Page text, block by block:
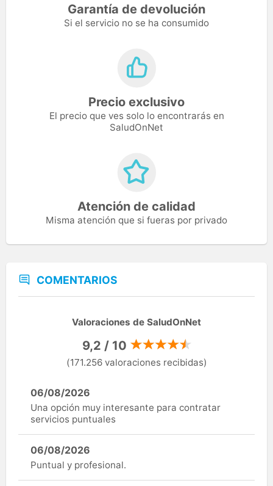
Garantía de devolución
Si el servicio no se ha consumido
Precio exclusivo
El precio que ves solo lo encontrarás en
SaludOnNet
Atención de calidad
Misma atención que si fueras por privado
COMENTARIOS
Valoraciones de SaludOnNet
9,2 / 10
(171.256 valoraciones recibidas)
06/08/2026
Una opción muy interesante para contratar
servicios puntuales
06/08/2026
Puntual y profesional.